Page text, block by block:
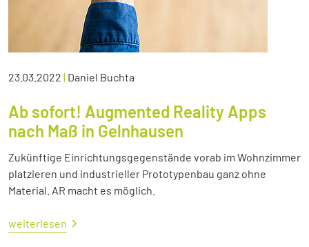
23.03.2022 | Daniel Buchta
Ab sofort! Augmented Reality Apps
nach Maß in Gelnhausen
Zukünftige Einrichtungsgegenstände vorab im Wohnzimmer
platzieren und industrieller Prototypenbau ganz ohne
Material. AR macht es möglich.
weiterlesen